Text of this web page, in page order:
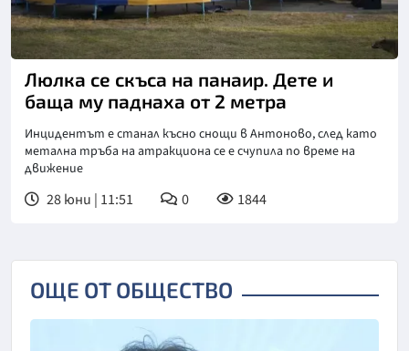
Снимка: бТВ
Люлка се скъса на панаир. Дете и
баща му паднаха от 2 метра
Инцидентът е станал късно снощи в Антоново, след като
метална тръба на атракциона се е счупила по време на
движение
28 юни | 11:51 0 1844
ОЩЕ ОТ ОБЩЕСТВО